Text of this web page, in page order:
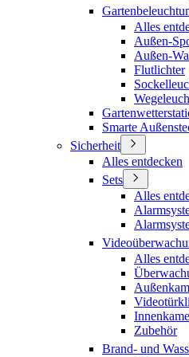
Alles
Außen-
Außen-
Flutlichter
Smarte
Sicherheit
Alles entdecken
Sets
Alles
Alles
Zubehör
Brand- und